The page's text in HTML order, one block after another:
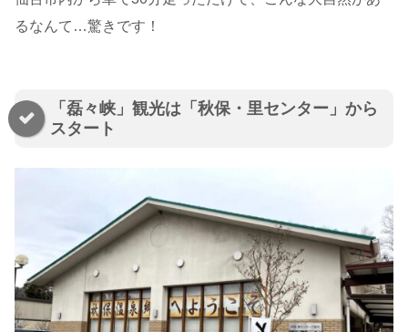
るなんて…驚きです！
「磊々峡」観光は「秋保・里センター」から
スタート